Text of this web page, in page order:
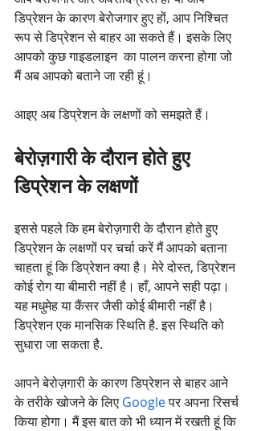
डिप्रेशन के कारण बेरोजगार हुए हों, आप निश्चित
रूप से डिप्रेशन से बाहर आ सकते हैं। इसके लिए
आपको कुछ गाइडलाइन  का पालन करना होगा जो
मैं अब आपको बताने जा रही हूं।
आइए अब डिप्रेशन के लक्षणों को समझते हैं।
बेरोज़गारी के दौरान होते हुए
डिप्रेशन के लक्षणों
इससे पहले कि हम बेरोज़गारी के दौरान होते हुए
डिप्रेशन के लक्षणों पर चर्चा करें मैं आपको बताना
चाहता हूं कि डिप्रेशन क्या है। मेरे दोस्त, डिप्रेशन
कोई रोग या बीमारी नहीं है। हाँ, आपने सही पढ़ा।
यह मधुमेह या कैंसर जैसी कोई बीमारी नहीं है।
डिप्रेशन एक मानसिक स्थिति है. इस स्थिति को
सुधारा जा सकता है.
आपने बेरोज़गारी के कारण डिप्रेशन से बाहर आने
के तरीके खोजने के लिए Google पर अपना रिसर्च
किया होगा। मैं इस बात को भी ध्यान में रखती हूं कि